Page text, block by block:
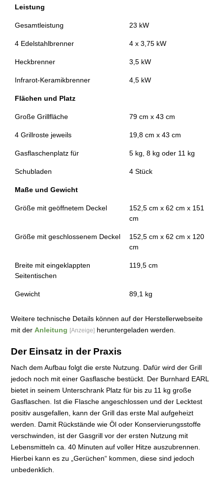
Leistung
Gesamtleistung 23 kW
4 Edelstahlbrenner 4 x 3,75 kW
Heckbrenner 3,5 kW
Infrarot-Keramikbrenner 4,5 kW
Flächen und Platz
Große Grillfläche 79 cm x 43 cm
4 Grillroste jeweils 19,8 cm x 43 cm
Gasflaschenplatz für 5 kg, 8 kg oder 11 kg
Schubladen 4 Stück
Maße und Gewicht
Größe mit geöffnetem Deckel
152,5 cm x 62 cm x 151
cm
Größe mit geschlossenem Deckel
152,5 cm x 62 cm x 120
cm
Breite mit eingeklappten
Seitentischen
119,5 cm
Gewicht 89,1 kg
Weitere technische Details können auf der Herstellerwebseite
mit der Anleitung [Anzeige] heruntergeladen werden.
Der Einsatz in der Praxis
Nach dem Aufbau folgt die erste Nutzung. Dafür wird der Grill
jedoch noch mit einer Gasflasche bestückt. Der Burnhard EARL
bietet in seinem Unterschrank Platz für bis zu 11 kg große
Gasflaschen. Ist die Flasche angeschlossen und der Lecktest
positiv ausgefallen, kann der Grill das erste Mal aufgeheizt
werden. Damit Rückstände wie Öl oder Konservierungsstoffe
verschwinden, ist der Gasgrill vor der ersten Nutzung mit
Lebensmitteln ca. 40 Minuten auf voller Hitze auszubrennen.
Hierbei kann es zu „Gerüchen“ kommen, diese sind jedoch
unbedenklich.